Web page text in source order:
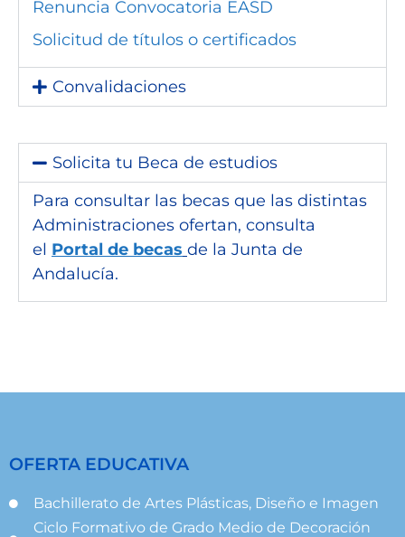
Renuncia Convocatoria EASD
Solicitud de títulos o certificados
Convalidaciones​
Solicita tu Beca de estudios
Para consultar las becas que las distintas
Administraciones ofertan, consulta
el Portal de becas de la Junta de
Andalucía.
OFERTA EDUCATIVA
Bachillerato de Artes Plásticas, Diseño e Imagen
Ciclo Formativo de Grado Medio de Decoración